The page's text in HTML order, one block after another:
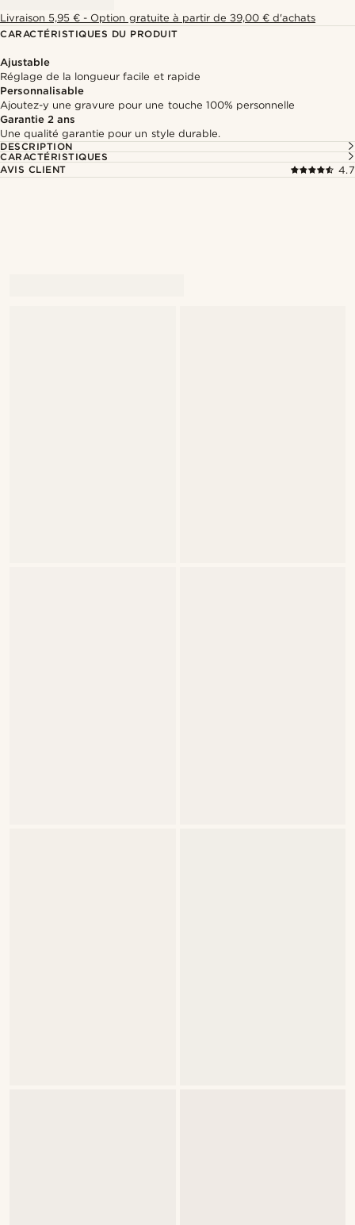
Livraison 5,95 € - Option gratuite à partir de 39,00 € d'achats
CARACTÉRISTIQUES DU PRODUIT
Ajustable
Réglage de la longueur facile et rapide
Personnalisable
Ajoutez-y une gravure pour une touche 100% personnelle
Garantie 2 ans
Une qualité garantie pour un style durable.
DESCRIPTION
CARACTÉRISTIQUES
AVIS CLIENT
4.7